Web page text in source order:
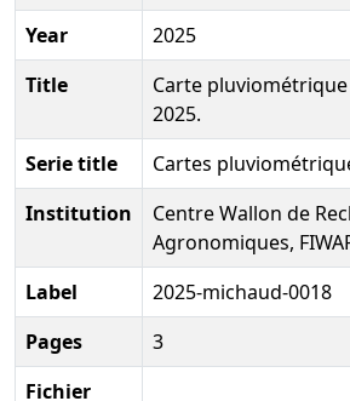
Year
2025
Title
Carte
2025.
Serie title
Cartes
Institution
Centre Wallon de
Agronomiques,
Label
2025-michaud-0018
Pages
3
Fichier